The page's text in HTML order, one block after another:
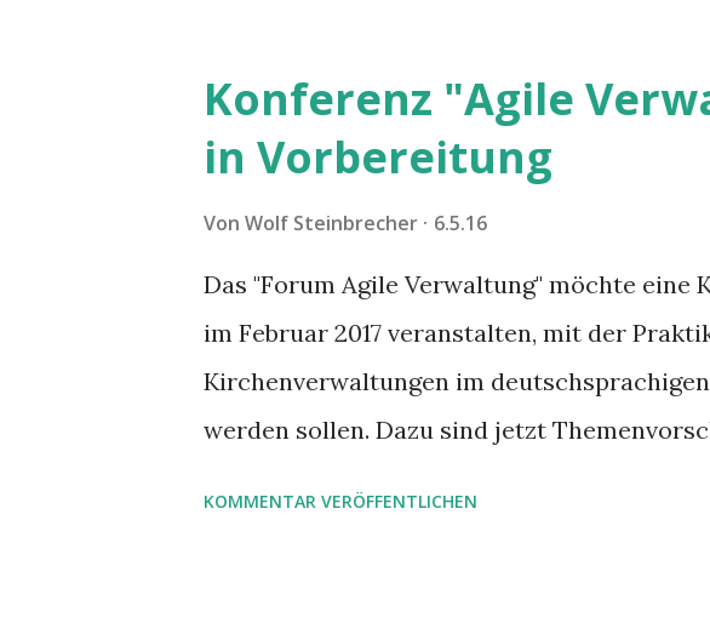
Konferenz "Agile
in Vorbereitung
Von Wolf Steinbrecher 6.5.16
Das "Forum Agile Verwaltung" möchte eine
im Februar 2017 veranstalten, mit der
Kirchenverwaltungen im
werden sollen. Dazu sind jetzt
KOMMENTAR VERÖFFENTLICHEN